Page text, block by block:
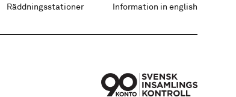
Räddningsstationer
Information in english